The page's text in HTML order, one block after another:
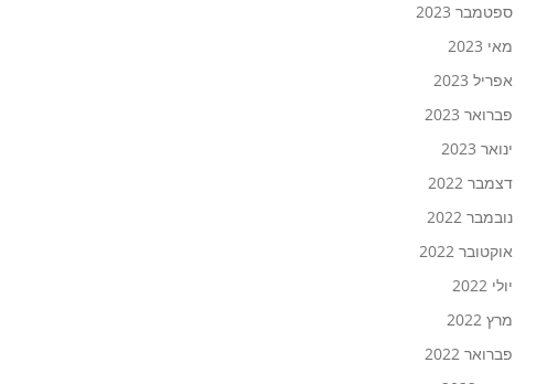
ספטמבר 2023
מאי 2023
אפריל 2023
פברואר 2023
ינואר 2023
דצמבר 2022
נובמבר 2022
אוקטובר 2022
יולי 2022
מרץ 2022
פברואר 2022